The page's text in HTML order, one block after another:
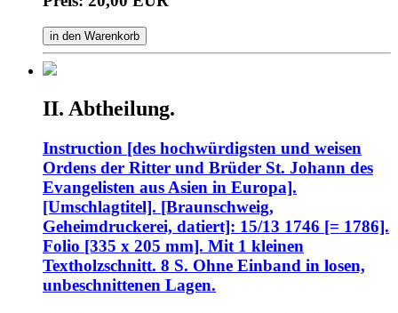
in den Warenkorb
II. Abtheilung.
Instruction [des hochwürdigsten und weisen
Ordens der Ritter und Brüder St. Johann des
Evangelisten aus Asien in Europa].
[Umschlagtitel]. [Braunschweig,
Geheimdruckerei, datiert]: 15/13 1746 [= 1786].
Folio [335 x 205 mm]. Mit 1 kleinen
Textholzschnitt. 8 S. Ohne Einband in losen,
unbeschnittenen Lagen.